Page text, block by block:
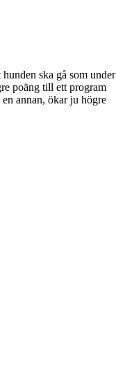
ska gå som under
poäng till ett program
annan, ökar ju högre